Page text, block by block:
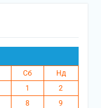
Сб
Нд
1
2
8
9